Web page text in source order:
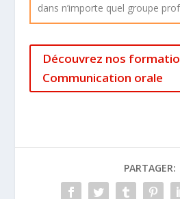
dans n’importe quel groupe
Découvrez nos
Communication orale
PARTAGER: